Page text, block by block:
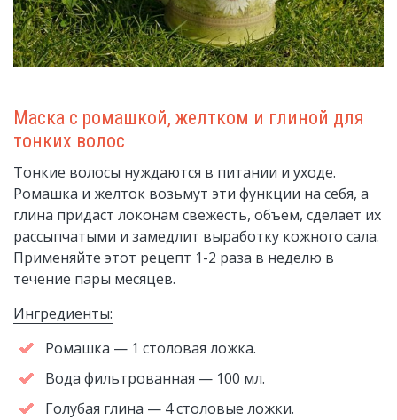
Маска с ромашкой, желтком и глиной для
тонких волос
Тонкие волосы нуждаются в питании и уходе.
Ромашка и желток возьмут эти функции на себя, а
глина придаст локонам свежесть, объем, сделает их
рассыпчатыми и замедлит выработку кожного сала.
Применяйте этот рецепт 1-2 раза в неделю в
течение пары месяцев.
Ингредиенты:
Ромашка — 1 столовая ложка.
Вода фильтрованная — 100 мл.
Голубая глина — 4 столовые ложки.